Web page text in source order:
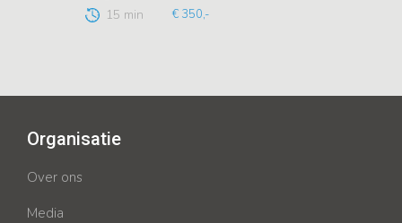
15 min € 350,-
Organisatie
Over ons
Media